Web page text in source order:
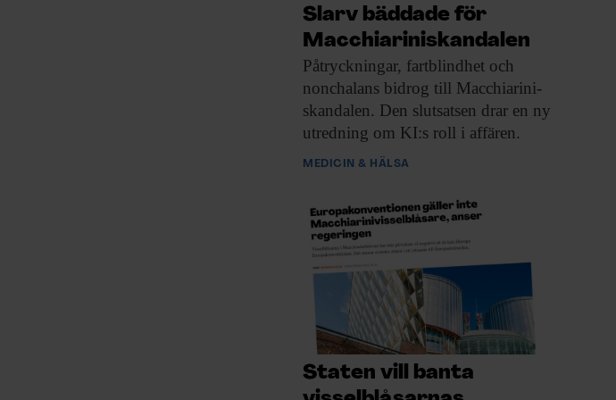
Slarv bäddade för
Macchiariniskandalen
Påtryckningar, fartblindhet och
nonchalans bidrog till Macchiarini-
skandalen. Den slutsatsen drar en ny
utredning om KI:s roll i affären.
MEDICIN & HÄLSA
Staten vill banta